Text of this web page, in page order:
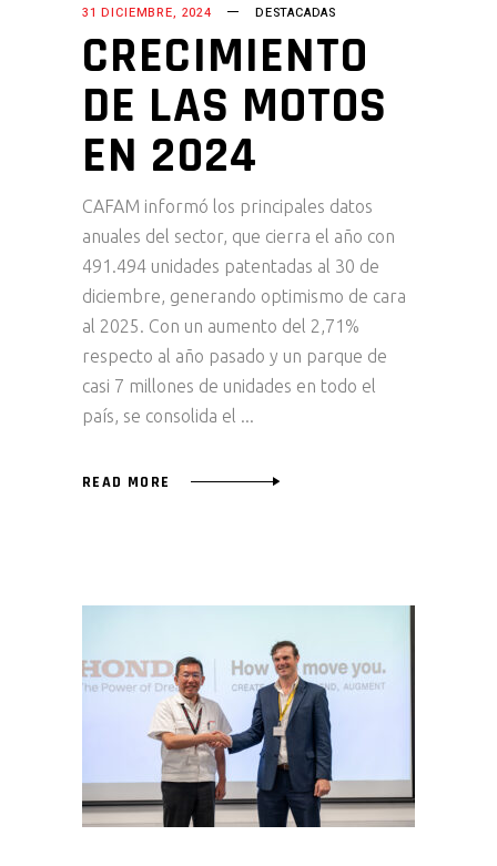
31 DICIEMBRE, 2024 DESTACADAS
CRECIMIENTO
DE LAS MOTOS
EN 2024
CAFAM informó los principales datos
anuales del sector, que cierra el año con
491.494 unidades patentadas al 30 de
diciembre, generando optimismo de cara
al 2025. Con un aumento del 2,71%
respecto al año pasado y un parque de
casi 7 millones de unidades en todo el
país, se consolida el
READ MORE